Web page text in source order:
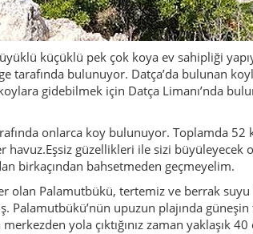
küçüklü pek çok koya ev sahipliği
tarafında bulunuyor. Datça’da bulunan
gidebilmek için Datça Limanı’nda
onlarca koy bulunuyor. Toplamda
havuz.Eşsiz güzellikleri ile sizi büyüleyecek
birkaçından bahsetmeden geçmeyelim.
olan Palamutbükü, tertemiz ve berrak suyu
Palamutbükü’nün upuzun plajında güneşin
yola çıktığınız zaman yaklaşık